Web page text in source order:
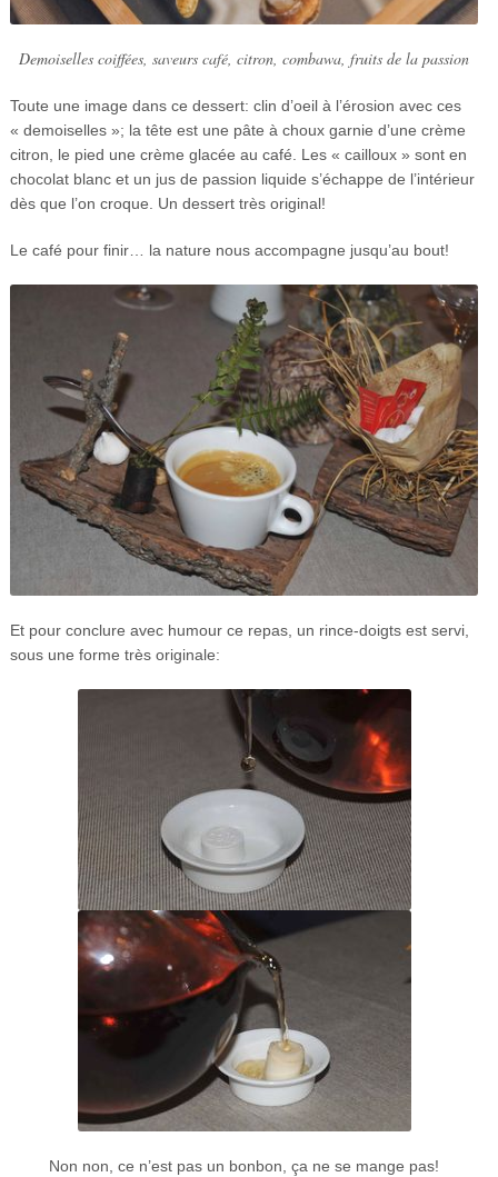
Demoiselles coiffées, saveurs café, citron, combawa, fruits de la passion
Toute une image dans ce dessert: clin d’oeil à l’érosion avec ces
« demoiselles »; la tête est une pâte à choux garnie d’une crème
citron, le pied une crème glacée au café. Les « cailloux » sont en
chocolat blanc et un jus de passion liquide s’échappe de l’intérieur
dès que l’on croque. Un dessert très original!
Le café pour finir… la nature nous accompagne jusqu’au bout!
Et pour conclure avec humour ce repas, un rince-doigts est servi,
sous une forme très originale:
Non non, ce n’est pas un bonbon, ça ne se mange pas!